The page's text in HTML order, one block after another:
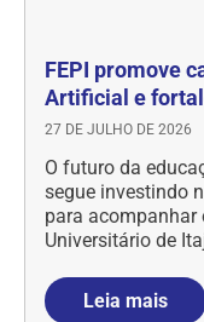
FEPI promove
Artificial e
27 DE JULHO DE 2026
O futuro da
segue investindo
para acompanhar
Universitário de
Leia mais